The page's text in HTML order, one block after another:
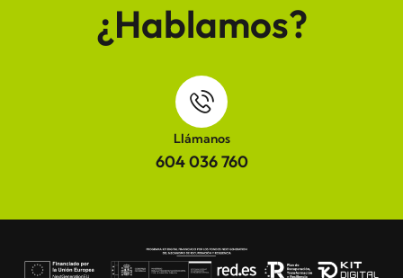
¿Hablamos?
Llámanos
604 036 760